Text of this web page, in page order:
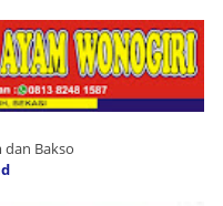
Bakso